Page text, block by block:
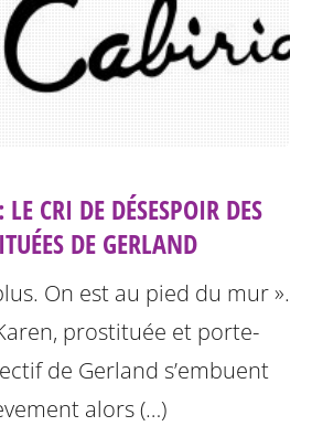
CRI DE DÉSESPOIR DES
DE GERLAND
On est au pied du mur ».
prostituée et porte-
de Gerland s’embuent
alors (…)